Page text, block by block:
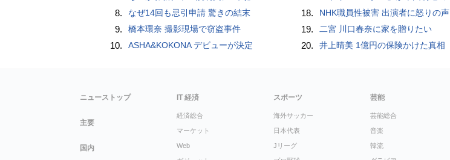
8. なぜ14回も忌引申請 驚きの結末
9. 橋本環奈 撮影現場で窃盗事件
10. ASHA&KOKONA デビューが決定
18. NHK職員性被害 出演者に怒りの声
19. 二宮 川口春奈に家を贈りたい
20. 井上晴美 1億円の保険かけた真相
ニューストップ
主要
国内
IT 経済
経済総合
マーケット
Web
スポーツ
海外サッカー
日本代表
Jリーグ
芸能
芸能総合
音楽
韓流